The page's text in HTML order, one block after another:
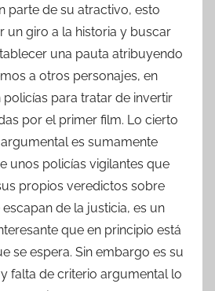
parte de su atractivo, esto
un giro a la historia y buscar
una pauta atribuyendo
a otros personajes, en
para tratar de invertir
por el primer film. Lo cierto
es sumamente
unos policías vigilantes que
propios veredictos sobre
de la justicia, es un
que en principio está
se espera. Sin embargo es su
falta de criterio argumental lo